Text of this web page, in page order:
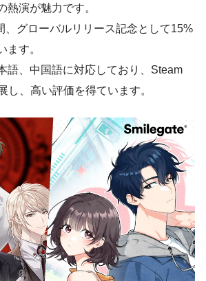
熱演が魅力です。
、グローバルリリース記念として15%
ます。
語、中国語に対応しており、Steam
し、高い評価を得ています。